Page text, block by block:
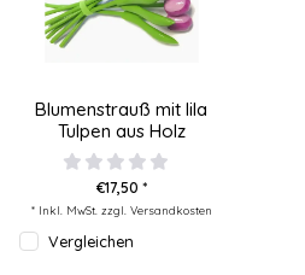
Blumenstrauß mit lila
Tulpen aus Holz
€17,50 *
* Inkl. MwSt. zzgl. Versandkosten
Vergleichen